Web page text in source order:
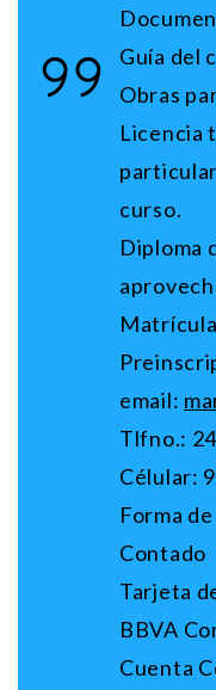
Guía del
Obras
Licencia
curso.
Diploma
email:
Tlfno.:
Célular:
Forma
Contado
Tarjeta
BBVA
Cuenta